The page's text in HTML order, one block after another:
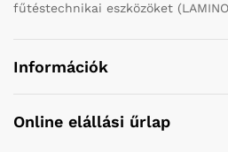
fűtéstechnikai eszközöket
Információk
Online elállási űrlap